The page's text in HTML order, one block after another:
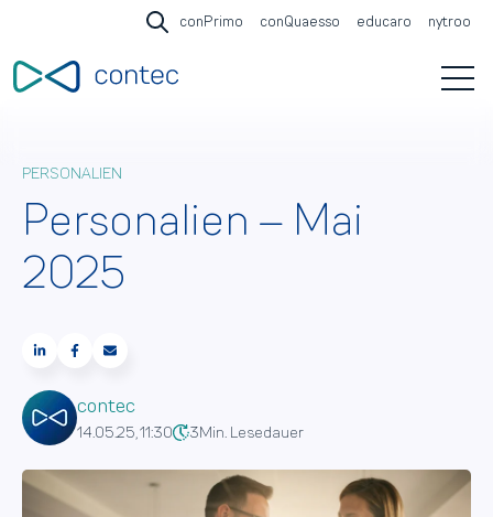
Open search
conPrimo conQuaesso educaro nytroo
PERSONALIEN
Personalien – Mai
2025
contec
14.05.25, 11:30 3Min. Lesedauer